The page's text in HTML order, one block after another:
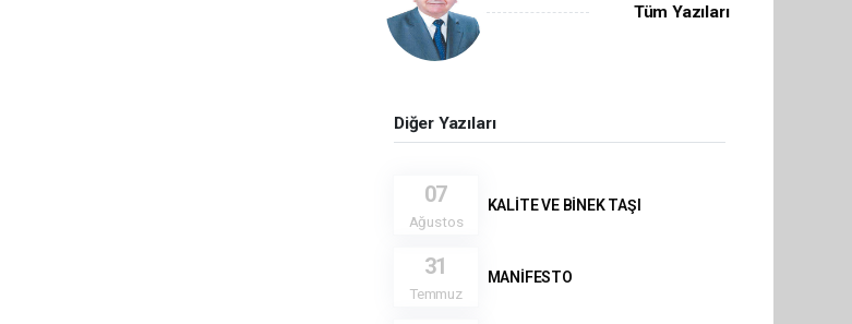
Tüm Yazıları
Diğer Yazıları
07
Ağustos
KALİTE VE BİNEK TAŞI
31
Temmuz
MANİFESTO